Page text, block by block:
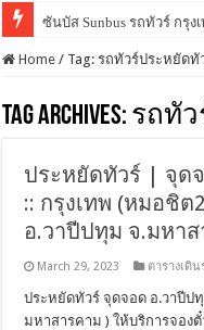
ซันบัส Sunbus รถทัวร์ กรุง
Home / Tag:รถทัวร์ประหยัดทั
Tag Archives: รถทั
ประหยัดทัวร์ | จุด
:: กรุงเทพ (หมอชิต
อ.วาปีปทุม จ.มหา
March 29, 2023 ตารางเดิน
ประหยัดทัวร์ จุดจอด อ.วาปีป
มหาสารคาม ) ให้บริการจอง